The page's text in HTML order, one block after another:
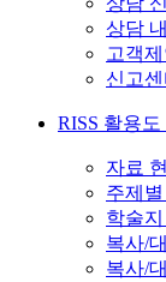
상담
고객
신고센
RISS 활용도
자료
주제
학술
복사/
복사/